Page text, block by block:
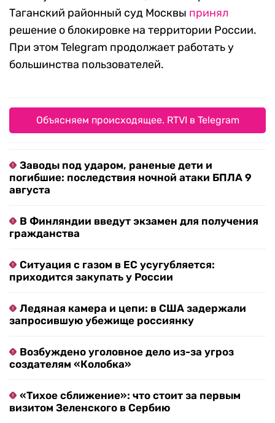
Таганский районный суд Москвы принял
решение о блокировке на территории России.
При этом Telegram продолжает работать у
большинства пользователей.
Объясняем происходящее. RTVI в Telegram
Заводы под ударом, раненые дети и
погибшие: последствия ночной атаки БПЛА 9
августа
В Финляндии введут экзамен для получения
гражданства
Ситуация с газом в ЕС усугубляется:
приходится закупать у России
Ледяная камера и цепи: в США задержали
запросившую убежище россиянку
Возбуждено уголовное дело из-за угроз
создателям «Колобка»
«Тихое сближение»: что стоит за первым
визитом Зеленского в Сербию